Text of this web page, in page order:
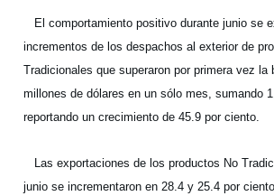
El comportamiento positivo durante junio se
incrementos de los despachos al exterior de
Tradicionales que superaron por primera vez la
millones de dólares en un sólo mes, sumando
reportando un crecimiento de 45.9 por ciento.
Las exportaciones de los productos No
junio se incrementaron en 28.4 y 25.4 por